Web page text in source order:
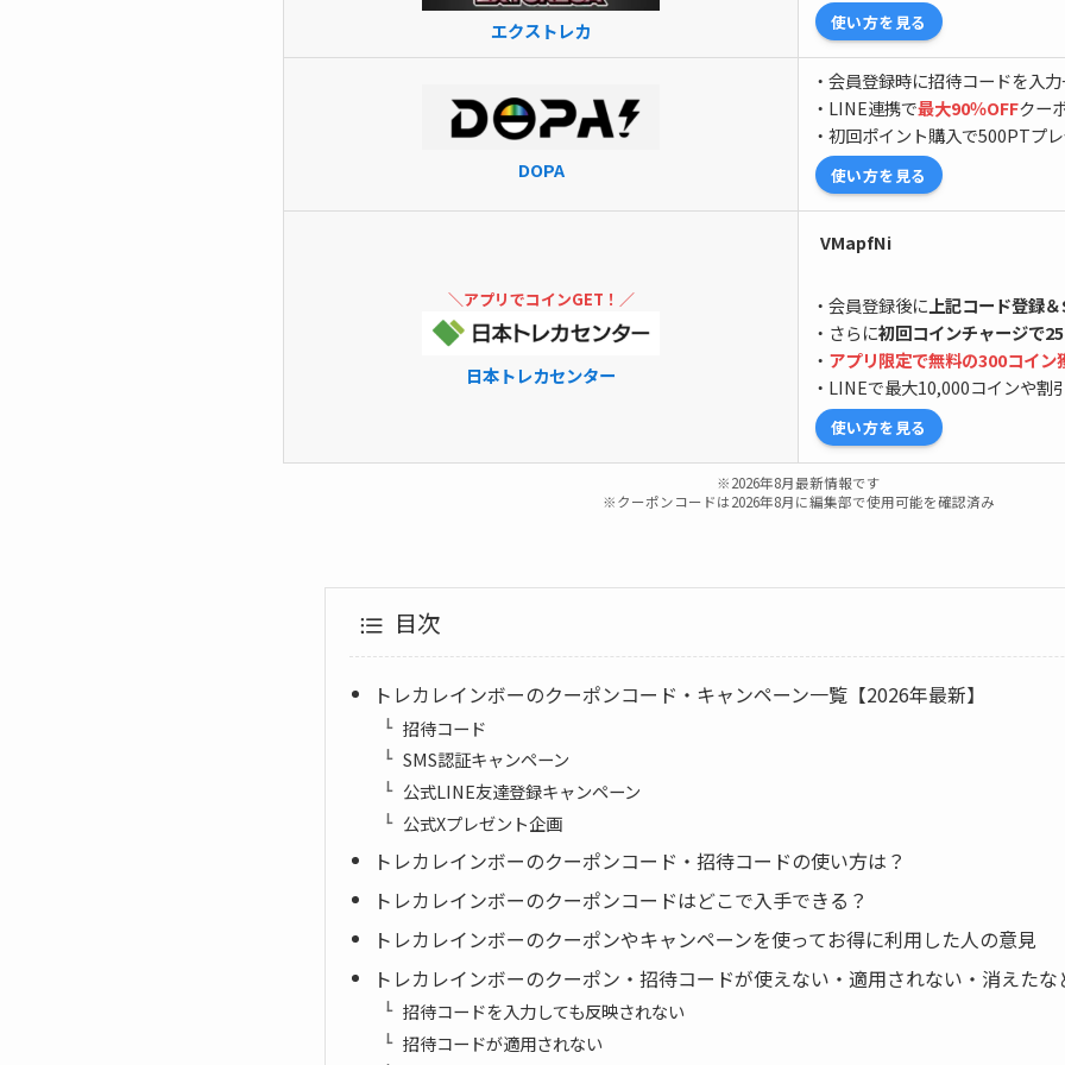
エクストレカ 使い方を見る
DOPA
・会員登録時に招待コードを入
・LINE連携で最大90％OFFクー
・初回ポイント購入で500PTプ
使い方を見る
＼アプリでコインGET！／
日本トレカセンター
VMapfNi
・会員登録後に 上記コード登録
・さらに初回コインチャージで
・ アプリ限定で無料の300コイン
・LINEで最大10,000コインや割
使い方を見る
※2026年8月最新情報です
※クーポンコードは2026年8月に編集部で使用可能を確認済み
目次
トレカレインボーのクーポンコード・キャンペーン一覧【2026年最新】
招待コード
SMS認証キャンペーン
公式LINE友達登録キャンペーン
公式Xプレゼント企画
トレカレインボーのクーポンコード・招待コードの使い方は？
トレカレインボーのクーポンコードはどこで入手できる？
トレカレインボーのクーポンやキャンペーンを使ってお得に利用した人の意見
トレカレインボーのクーポン・招待コードが使えない・適用されない・消えた
招待コードを入力しても反映されない
招待コードが適用されない